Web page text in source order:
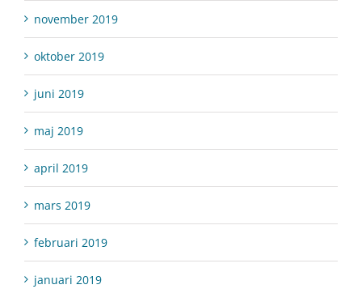
november 2019
oktober 2019
juni 2019
maj 2019
april 2019
mars 2019
februari 2019
januari 2019